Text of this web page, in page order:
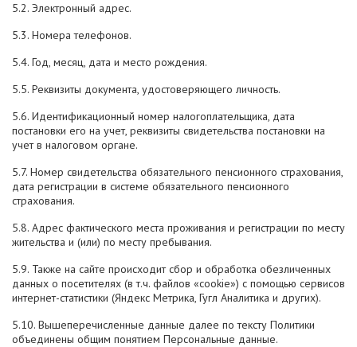
5.2. Электронный адрес.
5.3. Номера телефонов.
5.4. Год, месяц, дата и место рождения.
5.5. Реквизиты документа, удостоверяющего личность.
5.6. Идентификационный номер налогоплательщика, дата
постановки его на учет, реквизиты свидетельства постановки на
учет в налоговом органе.
5.7. Номер свидетельства обязательного пенсионного страхования,
дата регистрации в системе обязательного пенсионного
страхования.
5.8. Адрес фактического места проживания и регистрации по месту
жительства и (или) по месту пребывания.
5.9. Также на сайте происходит сбор и обработка обезличенных
данных о посетителях (в т.ч. файлов «cookie») с помощью сервисов
интернет-статистики (Яндекс Метрика, Гугл Аналитика и других).
5.10. Вышеперечисленные данные далее по тексту Политики
объединены общим понятием Персональные данные.